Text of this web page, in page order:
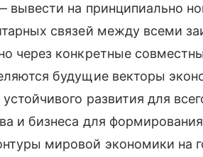
вывести на принципиально
связей между всеми
через конкретные
будущие векторы
развития для
и бизнеса для
мировой экономики на